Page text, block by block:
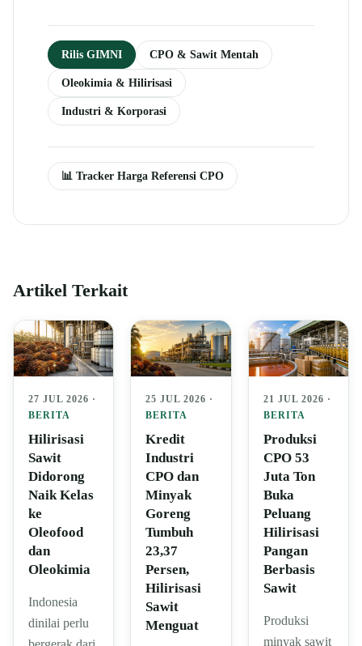
Rilis GIMNI CPO & Sawit Mentah
Oleokimia & Hilirisasi
Industri & Korporasi
📊 Tracker Harga Referensi CPO
Artikel Terkait
27 JUL 2026 ·
BERITA
Hilirisasi
Sawit
Didorong
Naik Kelas
ke
Oleofood
dan
Oleokimia
Indonesia
dinilai perlu
25 JUL 2026 ·
BERITA
Kredit
Industri
CPO dan
Minyak
Goreng
Tumbuh
23,37
Persen,
Hilirisasi
Sawit
Menguat
21 JUL 2026 ·
BERITA
Produksi
CPO 53
Juta Ton
Buka
Peluang
Hilirisasi
Pangan
Berbasis
Sawit
Produksi
minyak sawit